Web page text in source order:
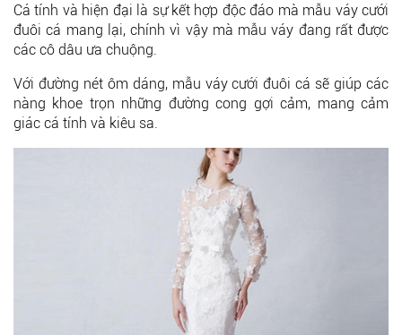
Cá tính và hiện đại là sự kết hợp độc đáo mà mẫu váy cưới
đuôi cá mang lại, chính vì vậy mà mẫu váy đang rất được
các cô dâu ưa chuộng.
Với đường nét ôm dáng, mẫu váy cưới đuôi cá sẽ giúp các
nàng khoe trọn những đường cong gợi cảm, mang cảm
giác cá tính và kiêu sa.